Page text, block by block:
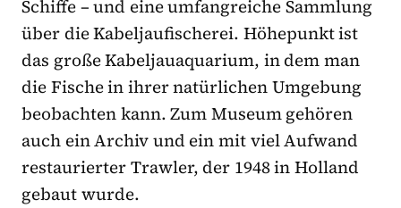
Schiffe–und eine umfangreiche Sammlung
über die Kabeljaufischerei. Höhepunkt ist
das große Kabeljauaquarium, in dem man
die Fische in ihrer natürlichen Umgebung
beobachten kann. Zum Museum gehören
auch ein Archiv und ein mit viel Aufwand
restaurierter Trawler, der 1948 in Holland
gebaut wurde.